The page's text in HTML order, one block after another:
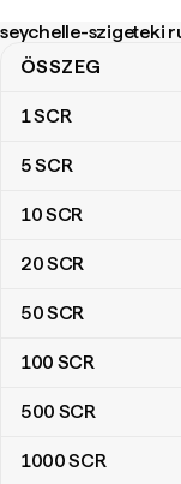
seychelle-szigeteki
seychelle-szigeteki
ÖSSZEG
1SCR
5SCR
10SCR
20SCR
50SCR
100 SCR
500 SCR
1000SCR